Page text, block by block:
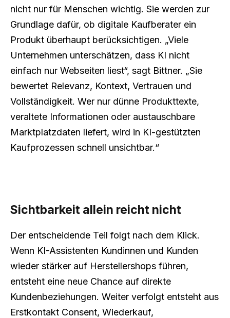
nicht nur für Menschen wichtig. Sie werden zur
Grundlage dafür, ob digitale Kaufberater ein
Produkt überhaupt berücksichtigen. „Viele
Unternehmen unterschätzen, dass KI nicht
einfach nur Webseiten liest“, sagt Bittner. „Sie
bewertet Relevanz, Kontext, Vertrauen und
Vollständigkeit. Wer nur dünne Produkttexte,
veraltete Informationen oder austauschbare
Marktplatzdaten liefert, wird in KI-gestützten
Kaufprozessen schnell unsichtbar.“
Sichtbarkeit allein reicht nicht
Der entscheidende Teil folgt nach dem Klick.
Wenn KI-Assistenten Kundinnen und Kunden
wieder stärker auf Herstellershops führen,
entsteht eine neue Chance auf direkte
Kundenbeziehungen. Weiter verfolgt entsteht aus
Erstkontakt Consent, Wiederkauf,